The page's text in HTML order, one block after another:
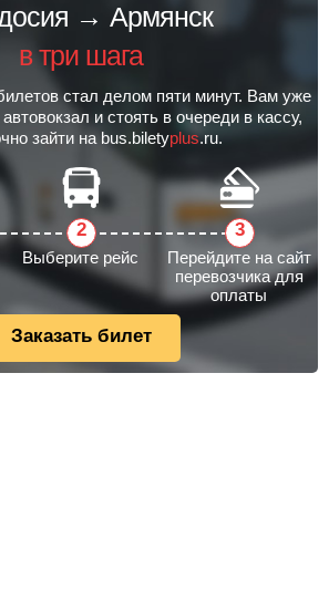
→ Армянск
в три шага
стал делом пяти минут. Вам уже
и стоять в очереди в кассу,
зайти на bus.biletyplus.ru.
Выберите рейс
Перейдите на сайт
перевозчика для
оплаты
Заказать билет